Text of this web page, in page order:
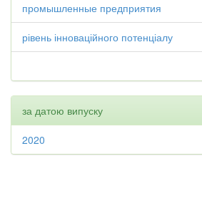
промышленные предприятия
рівень інноваційного потенціалу
за датою випуску
2020